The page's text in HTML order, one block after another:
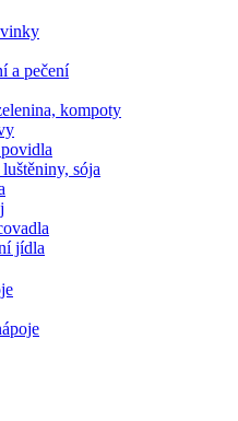
a pečení
kompoty
sója
jídla